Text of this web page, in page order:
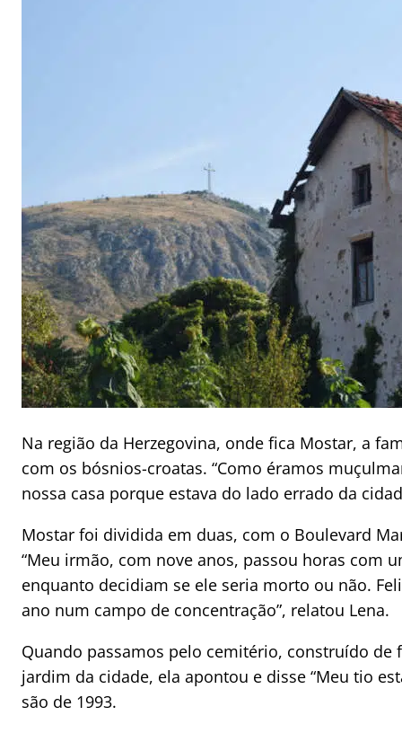
Na região da Herzegovina, onde fica Mostar, a
com os bósnios-croatas. “Como éramos
nossa casa porque estava do lado errado da
Mostar foi dividida em duas, com o Boulevard
“Meu irmão, com nove anos, passou horas com
enquanto decidiam se ele seria morto ou não.
ano num campo de concentração”, relatou Lena.
Quando passamos pelo cemitério, construído
jardim da cidade, ela apontou e disse “Meu tio
são de 1993.